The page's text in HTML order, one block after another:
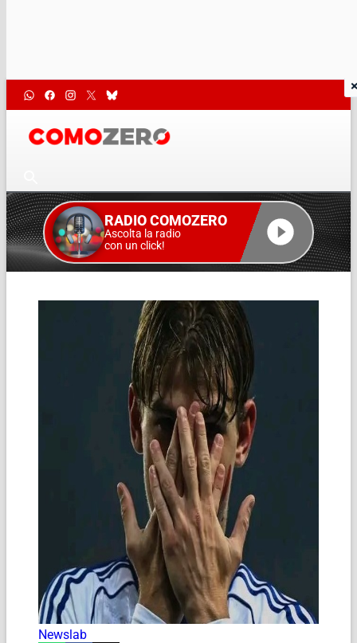
RADIO COMOZERO
Ascolta la radio
con un click!
Newslab